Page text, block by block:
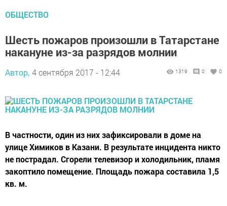
ОБЩЕСТВО
Шесть пожаров произошли в Татарстане
накануне из-за разрядов молнии
Автор, 4 сентября 2017 - 12:44 1319 0 0
В частности, один из них зафиксировали в доме на
улице Химиков в Казани. В результате инцидента никто
не пострадал. Сгорели телевизор и холодильник, пламя
закоптило помещение. Площадь пожара составила 1,5
кв. м.